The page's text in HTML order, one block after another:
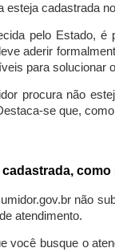
esteja cadastrada
pelo Estado,
aderir
para solucionar
procura não
se que,
cadastrada,
não
atendimento.
você busque o